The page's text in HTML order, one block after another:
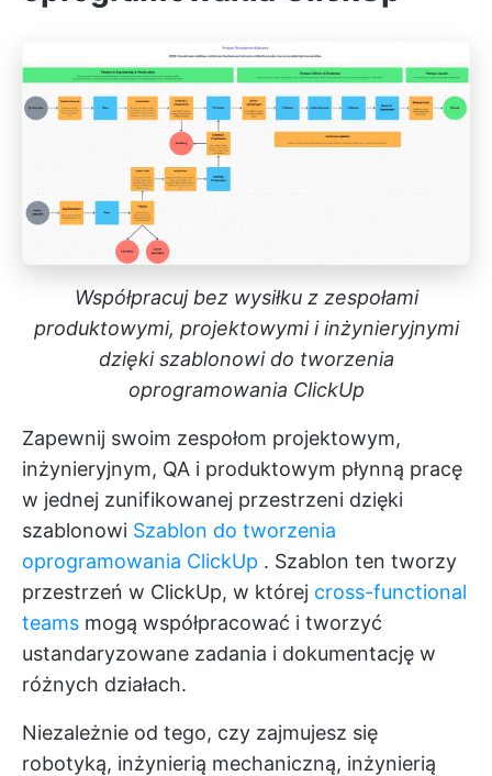
Współpracuj bez wysiłku z zespołami
produktowymi, projektowymi i inżynieryjnymi
dzięki szablonowi do tworzenia
oprogramowania ClickUp
Zapewnij swoim zespołom projektowym,
inżynieryjnym, QA i produktowym płynną pracę
w jednej zunifikowanej przestrzeni dzięki
szablonowi Szablon do tworzenia
oprogramowania ClickUp . Szablon ten tworzy
przestrzeń w ClickUp, w której cross-functional
teams mogą współpracować i tworzyć
ustandaryzowane zadania i dokumentację w
różnych działach.
Niezależnie od tego, czy zajmujesz się
robotyką, inżynierią mechaniczną, inżynierią